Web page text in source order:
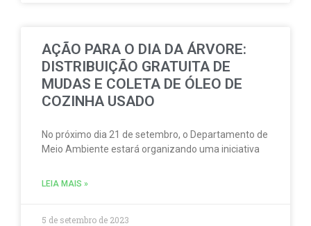
AÇÃO PARA O DIA DA ÁRVORE:
DISTRIBUIÇÃO GRATUITA DE
MUDAS E COLETA DE ÓLEO DE
COZINHA USADO
No próximo dia 21 de setembro, o Departamento de
Meio Ambiente estará organizando uma iniciativa
LEIA MAIS »
5 de setembro de 2023